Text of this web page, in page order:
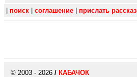
поиск соглашение прислать рассказ
© 2003 - 2026 / КАБАЧОК